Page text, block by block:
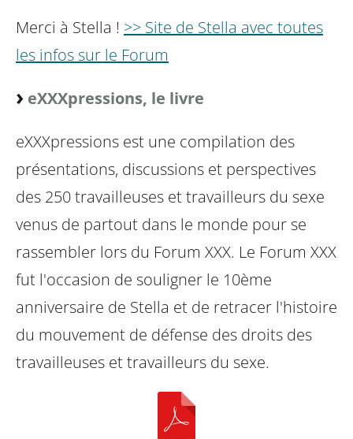
Merci à Stella ! >> Site de Stella avec toutes
les infos sur le Forum
eXXXpressions, le livre
eXXXpressions est une compilation des
présentations, discussions et perspectives
des 250 travailleuses et travailleurs du sexe
venus de partout dans le monde pour se
rassembler lors du Forum XXX. Le Forum XXX
fut l'occasion de souligner le 10ème
anniversaire de Stella et de retracer l'histoire
du mouvement de défense des droits des
travailleuses et travailleurs du sexe.